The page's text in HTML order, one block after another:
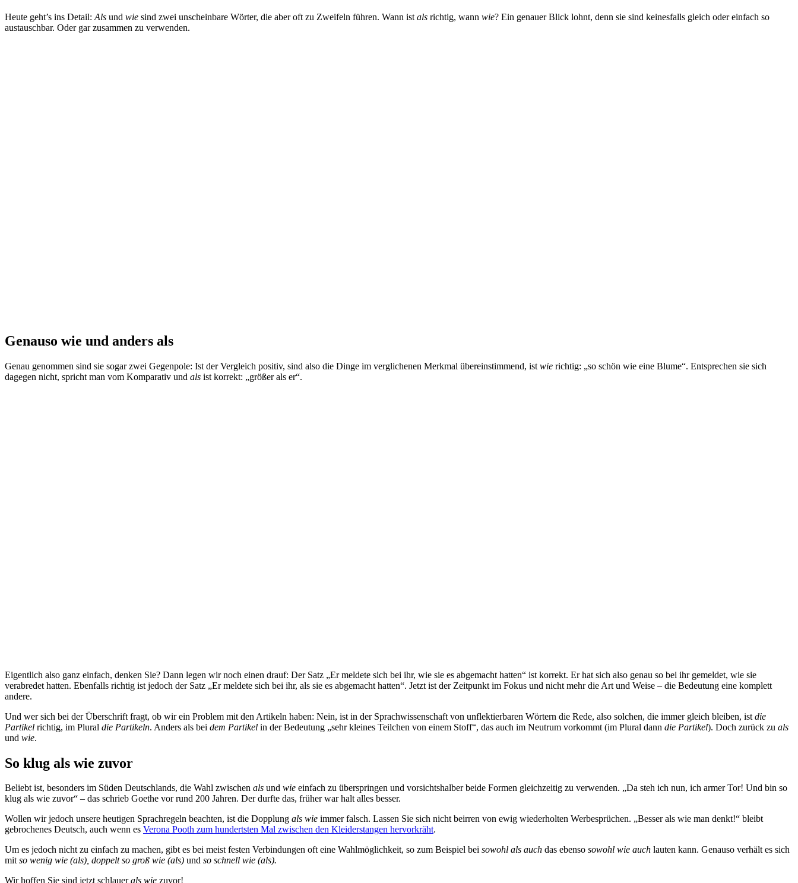
Heute geht’s ins Detail: Als und wie sind zwei unscheinbare Wörter, die aber oft zu Zweifeln führen. Wann ist als richtig, wann wie? Ein genauer Blick lohnt, denn sie sind keinesfalls gleich oder einfach so
austauschbar. Oder gar zusammen zu verwenden.
Genauso wie und anders als
Genau genommen sind sie sogar zwei Gegenpole: Ist der Vergleich positiv, sind also die Dinge im verglichenen Merkmal übereinstimmend, ist wie richtig: „so schön wie eine Blume“. Entsprechen sie sich
dagegen nicht, spricht man vom Komparativ und als ist korrekt: „größer als er“.
Eigentlich also ganz einfach, denken Sie? Dann legen wir noch einen drauf: Der Satz „Er meldete sich bei ihr, wie sie es abgemacht hatten“ ist korrekt. Er hat sich also genau so bei ihr gemeldet, wie sie
verabredet hatten. Ebenfalls richtig ist jedoch der Satz „Er meldete sich bei ihr, als sie es abgemacht hatten“. Jetzt ist der Zeitpunkt im Fokus und nicht mehr die Art und Weise – die Bedeutung eine komplett
andere.
Und wer sich bei der Überschrift fragt, ob wir ein Problem mit den Artikeln haben: Nein, ist in der Sprachwissenschaft von unflektierbaren Wörtern die Rede, also solchen, die immer gleich bleiben, ist die
Partikel richtig, im Plural die Partikeln. Anders als bei dem Partikel in der Bedeutung „sehr kleines Teilchen von einem Stoff“, das auch im Neutrum vorkommt (im Plural dann die Partikel). Doch zurück zu als
und wie.
So klug als wie zuvor
Beliebt ist, besonders im Süden Deutschlands, die Wahl zwischen als und wie einfach zu überspringen und vorsichtshalber beide Formen gleichzeitig zu verwenden. „Da steh ich nun, ich armer Tor! Und bin so
klug als wie zuvor“ – das schrieb Goethe vor rund 200 Jahren. Der durfte das, früher war halt alles besser.
Wollen wir jedoch unsere heutigen Sprachregeln beachten, ist die Dopplung als wie immer falsch. Lassen Sie sich nicht beirren von ewig wiederholten Werbesprüchen. „Besser als wie man denkt!“ bleibt
gebrochenes Deutsch, auch wenn es Verona Pooth zum hundertsten Mal zwischen den Kleiderstangen hervorkräht.
Um es jedoch nicht zu einfach zu machen, gibt es bei meist festen Verbindungen oft eine Wahlmöglichkeit, so zum Beispiel bei sowohl als auch das ebenso sowohl wie auch lauten kann. Genauso verhält es sich
mitso wenig wie (als), doppelt so groß wie (als) und so schnell wie (als).
Wir hoffen Sie sind jetzt schlauerals wie zuvor!